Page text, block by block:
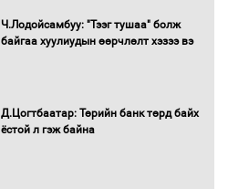
Нөөцийн махны худалдаа,
борлуулалтыг нээлттэй ил тод
Монгол Улс “COP17”-д “Тал хээрийн
Ч.Лодойсамбуу: "Тээг тушаа" болж
байгаа хуулиудын өөрчлөлт хэзээ вэ
Д.Цогтбаатар: Төрийн банк төрд байх
ёстой л гэж байна